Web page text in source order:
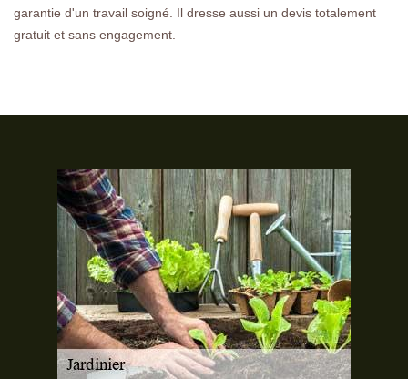
garantie d'un travail soigné. Il dresse aussi un devis totalement
gratuit et sans engagement.